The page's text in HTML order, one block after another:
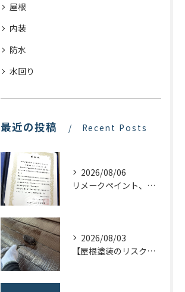
屋根
内装
防水
水回り
最近の投稿 Recent Posts
2026/08/06
リメークペイント、感謝状を頂く！
2026/08/03
【屋根塗装のリスクを下げる！】屋根の点検はドローンで！